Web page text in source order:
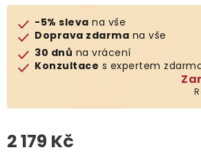
Prodávané značky
Klub výhod
Naše katalogy
O nás
-5% sleva na vše
Doprava zdarma na vše
30 dnů na vrácení
Konzultace s expertem
2 179 Kč